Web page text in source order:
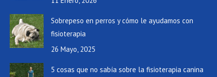
Sobrepeso en perros y cómo le ayudamos con
fisioterapia
26 Mayo, 2025
5 cosas que no sabía sobre la fisioterapia canina